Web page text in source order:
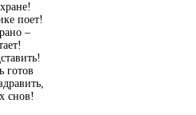
поет!
–
готов
снов!